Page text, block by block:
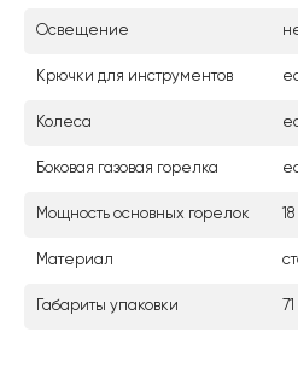
Освещение
Крючки для инструментов
Колеса
Боковая газовая горелка
Мощность основных горелок
Материал
Габариты упаковки